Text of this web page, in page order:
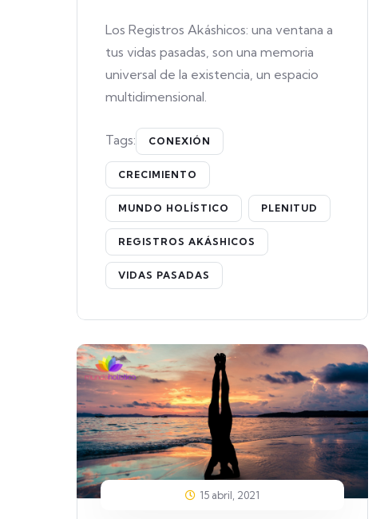
Los Registros Akáshicos: una ventana a
tus vidas pasadas, son una memoria
universal de la existencia, un espacio
multidimensional.
Tags: CONEXIÓN
CRECIMIENTO
MUNDO HOLÍSTICO PLENITUD
REGISTROS AKÁSHICOS
VIDAS PASADAS
15 abril, 2021